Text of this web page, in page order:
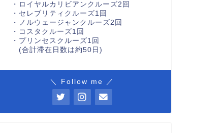
・ロイヤルカリビアンクルーズ2回
・セレブリティクルーズ1回
・ノルウェージャンクルーズ2回
・コスタクルーズ1回
・プリンセスクルーズ1回
(合計滞在日数は約50日)
＼ Follow me ／